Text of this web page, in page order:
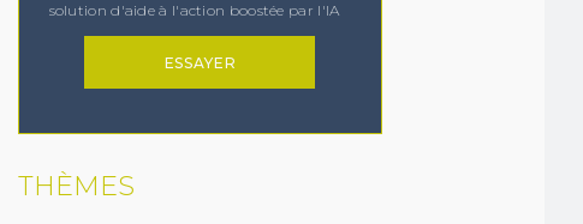
solution d'aide à l'action boostée par l'IA
ESSAYER
THÈMES
×